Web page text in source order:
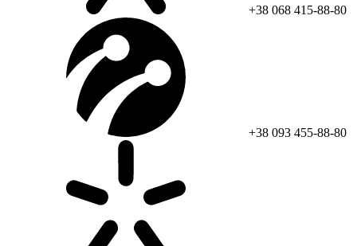
+38 068 415-88-80
+38 093 455-88-80